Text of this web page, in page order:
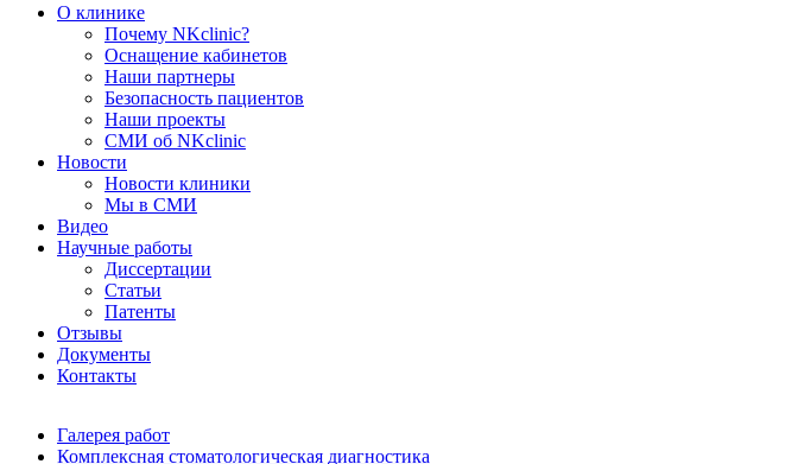
О клинике
Почему NKclinic?
Оснащение кабинетов
Наши партнеры
Безопасность пациентов
Наши проекты
СМИ об NKclinic
Новости
Новости клиники
Мы в СМИ
Видео
Научные работы
Диссертации
Статьи
Патенты
Отзывы
Документы
Контакты
Галерея работ
Комплексная стоматологическая диагностика